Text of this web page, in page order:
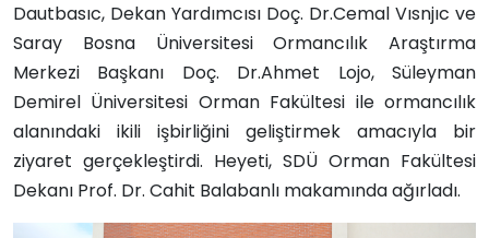
Dautbasıc, Dekan Yardımcısı Doç. Dr.Cemal Vısnjıc ve
Saray Bosna Üniversitesi Ormancılık Araştırma
Merkezi Başkanı Doç. Dr.Ahmet Lojo, Süleyman
Demirel Üniversitesi Orman Fakültesi ile ormancılık
alanındaki ikili işbirliğini geliştirmek amacıyla bir
ziyaret gerçekleştirdi. Heyeti, SDÜ Orman Fakültesi
Dekanı Prof. Dr. Cahit Balabanlı makamında ağırladı.